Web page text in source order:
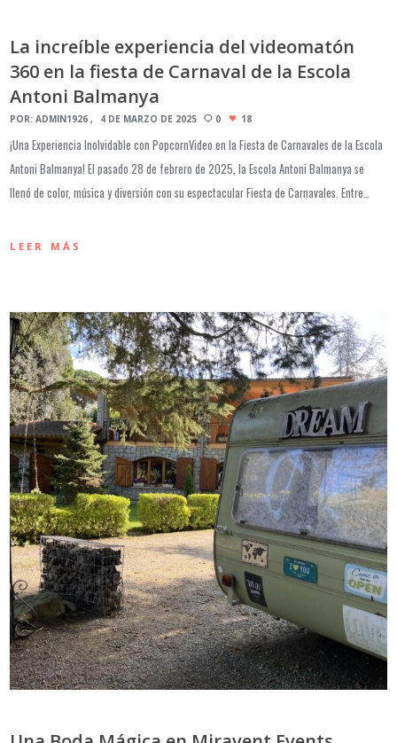
La increíble experiencia del videomatón
360 en la fiesta de Carnaval de la Escola
Antoni Balmanya
POR:ADMIN1926 4 DE MARZO DE 2025 0 18
¡Una Experiencia Inolvidable con PopcornVideo en la Fiesta de Carnavales de la Escola
Antoni Balmanya! El pasado 28 de febrero de 2025, la Escola Antoni Balmanya se
llenó de color, música y diversión con su espectacular Fiesta de Carnavales. Entre…
LEER MÁS